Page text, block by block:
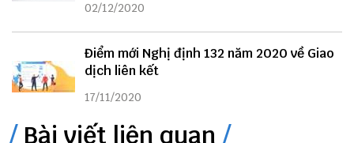
02/12/2020
Điểm mới Nghị định 132 năm 2020 về Giao
dịch liên kết
17/11/2020
Bài viết liên quan